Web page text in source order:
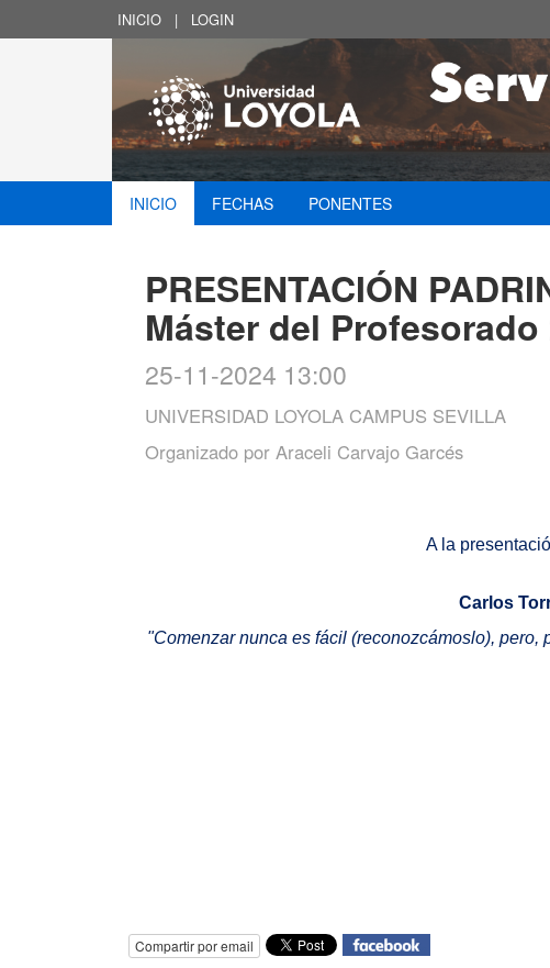
INICIO | LOGIN
INICIO FECHAS PONENTES
PRESENTACIÓN
Máster del Profesorado
25-11-2024 13:00
UNIVERSIDAD LOYOLA CAMPUS SEVILLA
Organizado por Araceli Carvajo Garcés
A la
Carlos
"Comenzar nunca es fácil (reconozcámoslo),
Compartir por email